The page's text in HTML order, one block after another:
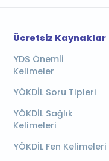
Ücretsiz Kaynaklar
YDS Önemli
Kelimeler
YÖKDİL Soru Tipleri
YÖKDİL Sağlık
Kelimeleri
YÖKDİL Fen Kelimeleri